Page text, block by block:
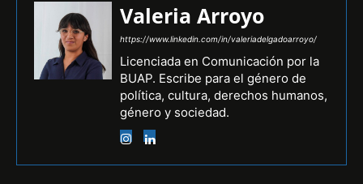
Valeria Arroyo
https://www.linkedin.com/in/valeriadelgadoarroyo/
Licenciada en Comunicación por la
BUAP. Escribe para el género de
política, cultura, derechos humanos,
género y sociedad.